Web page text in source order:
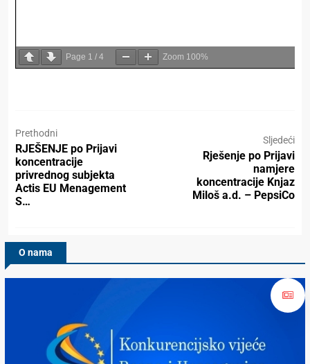
Page 1 / 4 Zoom 100%
Prethodni
RJEŠENJE po Prijavi
koncentracije
privrednog subjekta
Actis EU Menagement
S…
Sljedeći
Rješenje po Prijavi
namjere
koncentracije Knjaz
Miloš a.d. – PepsiCo
O nama